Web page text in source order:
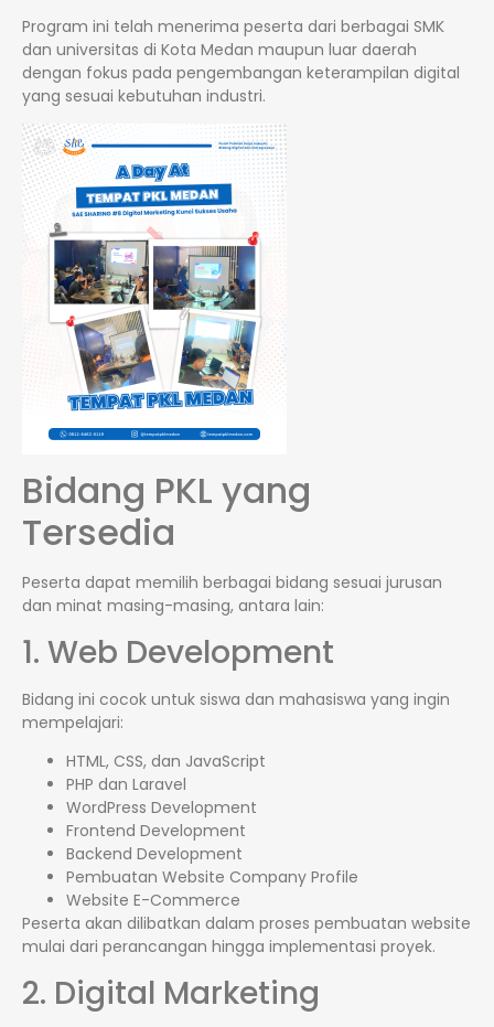
Program ini telah menerima peserta dari berbagai SMK
dan universitas di Kota Medan maupun luar daerah
dengan fokus pada pengembangan keterampilan digital
yang sesuai kebutuhan industri.
Bidang PKL yang
Tersedia
Peserta dapat memilih berbagai bidang sesuai jurusan
dan minat masing-masing, antara lain:
1. Web Development
Bidang ini cocok untuk siswa dan mahasiswa yang ingin
mempelajari:
HTML, CSS, dan JavaScript
PHP dan Laravel
WordPress Development
Frontend Development
Backend Development
Pembuatan Website Company Profile
Website E-Commerce
Peserta akan dilibatkan dalam proses pembuatan website
mulai dari perancangan hingga implementasi proyek.
2. Digital Marketing